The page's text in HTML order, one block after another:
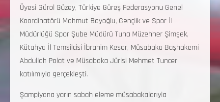
Üyesi Gürol Güzey, Türkiye Güreş Federasyonu Genel
Koordinatörü Mahmut Bayoğlu, Gençlik ve Spor İl
Müdürlüğü Spor Şube Müdürü Tuna Müzehher Şimşek,
Kütahya İl Temsilcisi İbrahim Keser, Müsabaka Başhakemi
Abdullah Polat ve Müsabaka Jürisi Mehmet Tuncer
katılımıyla gerçekleşti.
Şampiyona yarın sabah eleme müsabakalarıyla